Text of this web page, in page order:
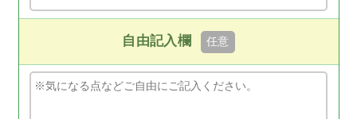
自由記入欄